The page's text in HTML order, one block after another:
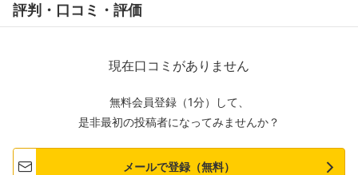
評判・口コミ・評価
現在口コミがありません
無料会員登録（1分）して、
是非最初の投稿者になってみませんか？
メールで登録（無料）